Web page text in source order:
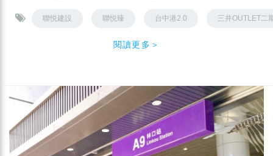
聯悦建設 聯悦臻 台中港2.0 三井OUTLET二
閱讀更多＞